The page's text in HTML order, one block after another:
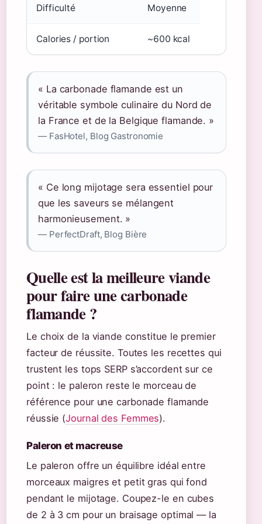
Difficulté Moyenne
Calories / portion ~600 kcal
« La carbonade flamande est un
véritable symbole culinaire du Nord de
la France et de la Belgique flamande. »
— FasHotel, Blog Gastronomie
« Ce long mijotage sera essentiel pour
que les saveurs se mélangent
harmonieusement. »
— PerfectDraft, Blog Bière
Quelle est la meilleure viande
pour faire une carbonade
flamande ?
Le choix de la viande constitue le premier
facteur de réussite. Toutes les recettes qui
trustent les tops SERP s’accordent sur ce
point : le paleron reste le morceau de
référence pour une carbonade flamande
réussie (Journal des Femmes).
Paleron et macreuse
Le paleron offre un équilibre idéal entre
morceaux maigres et petit gras qui fond
pendant le mijotage. Coupez-le en cubes
de 2 à 3 cm pour un braisage optimal — la